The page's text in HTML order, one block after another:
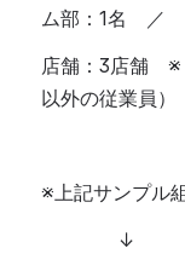
ム部：1名　／
店舗：3店舗　
以外の従業員）
※上記サンプル
↓